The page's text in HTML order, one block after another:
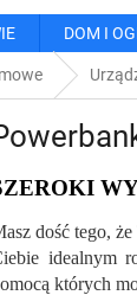
DOM I
dość tego,
idealnym
których